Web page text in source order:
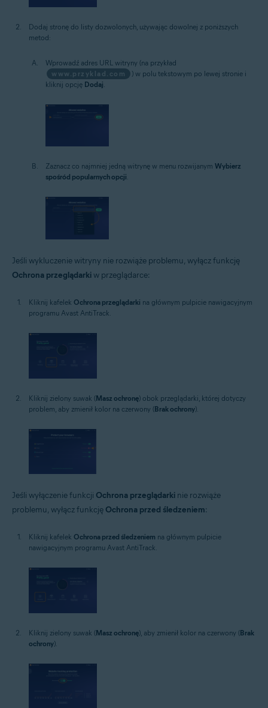
Dodaj stronę do listy dozwolonych, używając dowolnej z poniższych
metod:
Wprowadź adres URL witryny (na przykład
www.przyklad.com
) w polu tekstowym po lewej stronie i
kliknij opcję Dodaj.
Zaznacz co najmniej jedną witrynę w menu rozwijanym Wybierz
spośród popularnych opcji.
Jeśli wykluczenie witryny nie rozwiąże problemu, wyłącz funkcję
Ochrona przeglądarkiw przeglądarce:
Kliknij kafelek Ochrona przeglądarki na głównym pulpicie nawigacyjnym
programu Avast AntiTrack.
Kliknij zielony suwak (Masz ochronę) obok przeglądarki, której dotyczy
problem, aby zmienił kolor na czerwony (Brak ochrony).
Jeśli wyłączenie funkcji Ochrona przeglądarki nie rozwiąże
problemu, wyłącz funkcję Ochrona przed śledzeniem:
Kliknij kafelek Ochrona przed śledzeniem na głównym pulpicie
nawigacyjnym programu Avast AntiTrack.
Kliknij zielony suwak (Masz ochronę), aby zmienił kolor na czerwony (Brak
ochrony).